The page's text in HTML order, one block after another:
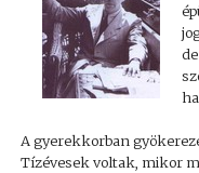
A gyerekkorban
Tízévesek voltak, mikor